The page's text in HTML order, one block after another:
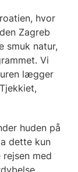
hvor
Zagreb
smuk natur,
Vi
lægger
huden på
dette kun
med